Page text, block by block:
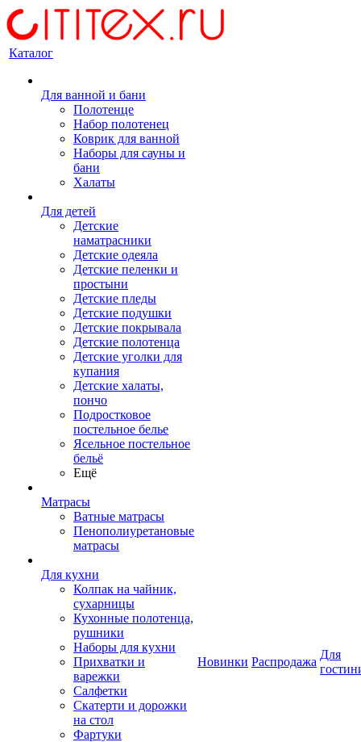
Каталог
Для ванной и бани
Полотенце
Набор полотенец
Коврик для ванной
Наборы для сауны и
бани
Халаты
Для детей
Детские
наматрасники
Детские одеяла
Детские пеленки и
простыни
Детские пледы
Детские подушки
Детские покрывала
Детские полотенца
Детские уголки для
купания
Детские халаты,
пончо
Подростковое
постельное белье
Ясельное постельное
бельё
Ещё
Матрасы
Ватные матрасы
Пенополиуретановые
матрасы
Для кухни
Колпак на чайник,
сухарницы
Кухонные полотенца,
рушники
Наборы для кухни
Прихватки и
варежки
Салфетки
Скатерти и дорожки
на стол
Фартуки
Новинки Распродажа
Для